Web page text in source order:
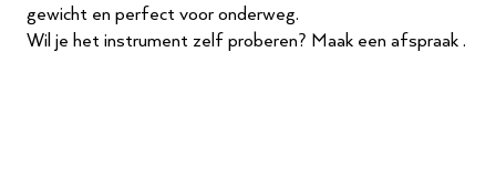
gewicht en perfect voor onderweg.
Wil je het instrument zelf proberen? Maak een afspraak .